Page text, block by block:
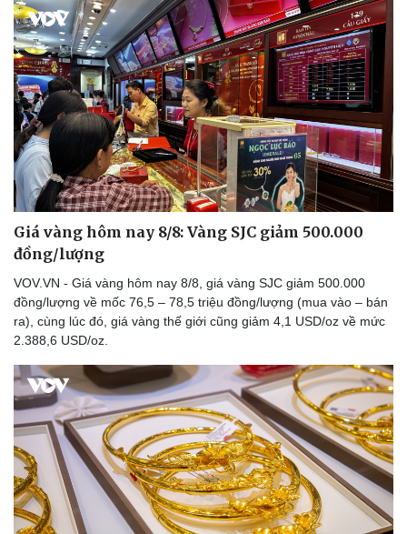
Thể thao
Bóng đá
Lịch thi đấu bóng đá
Thế giới thể thao
Ô tô - Xe máy
Ô tô
Xe máy
Tư vấn
Giá vàng hôm nay 8/8: Vàng SJC giảm 500.000
đồng/lượng
VOV.VN - Giá vàng hôm nay 8/8, giá vàng SJC giảm 500.000
đồng/lượng về mốc 76,5 – 78,5 triệu đồng/lượng (mua vào – bán
ra), cùng lúc đó, giá vàng thế giới cũng giảm 4,1 USD/oz về mức
2.388,6 USD/oz.